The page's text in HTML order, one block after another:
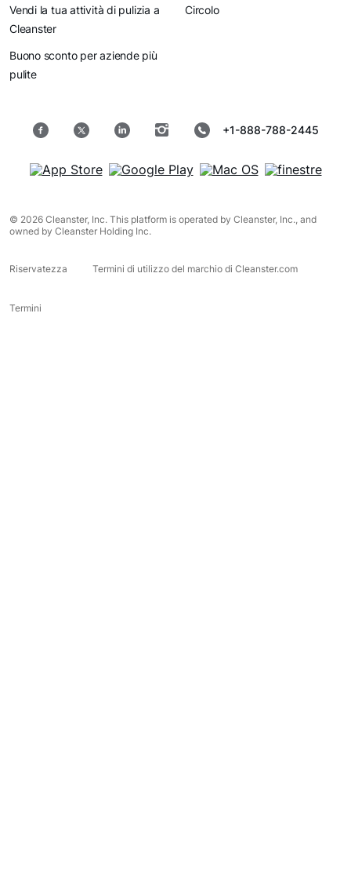
Vendi la tua attività di pulizia a
Cleanster
Buono sconto per aziende più
pulite
Circolo
+1-888-788-2445
© 2026 Cleanster, Inc. This platform is operated by Cleanster, Inc., and
owned by Cleanster Holding Inc.
Riservatezza Termini di utilizzo del marchio di Cleanster.com
Termini